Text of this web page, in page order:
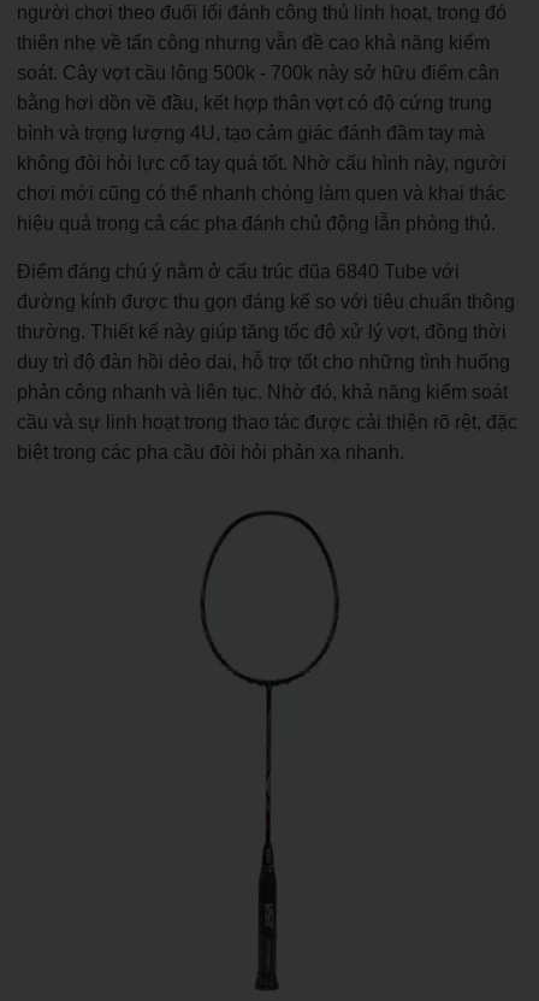
người chơi theo đuổi lối đánh công thủ linh hoạt, trong đó
thiên nhẹ về tấn công nhưng vẫn đề cao khả năng kiểm
soát. Cây vợt cầu lông 500k - 700k này sở hữu điểm cân
bằng hơi dồn về đầu, kết hợp thân vợt có độ cứng trung
bình và trọng lượng 4U, tạo cảm giác đánh đầm tay mà
không đòi hỏi lực cổ tay quá tốt. Nhờ cấu hình này, người
chơi mới cũng có thể nhanh chóng làm quen và khai thác
hiệu quả trong cả các pha đánh chủ động lẫn phòng thủ.
Điểm đáng chú ý nằm ở cấu trúc đũa 6840 Tube với
đường kính được thu gọn đáng kể so với tiêu chuẩn thông
thường. Thiết kế này giúp tăng tốc độ xử lý vợt, đồng thời
duy trì độ đàn hồi dẻo dai, hỗ trợ tốt cho những tình huống
phản công nhanh và liên tục. Nhờ đó, khả năng kiểm soát
cầu và sự linh hoạt trong thao tác được cải thiện rõ rệt, đặc
biệt trong các pha cầu đòi hỏi phản xạ nhanh.